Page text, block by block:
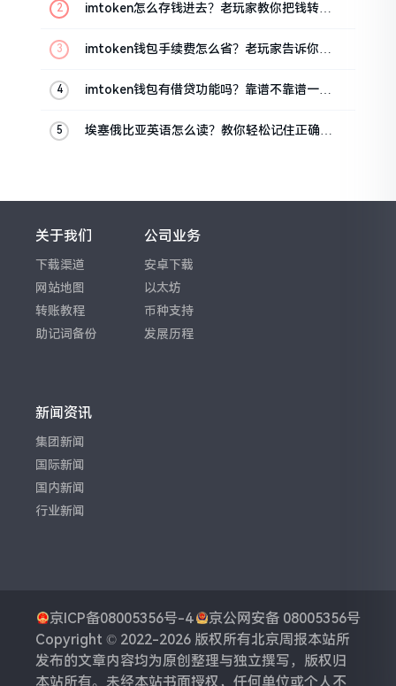
imtoken怎么存钱进去？老玩家教你把钱转进
imtoken钱包手续费怎么省？老玩家告诉你几
imtoken钱包有借贷功能吗？靠谱不靠谱一文
埃塞俄比亚英语怎么读？教你轻松记住正确发
关于我们
下载渠道
网站地图
转账教程
助记词备份
公司业务
安卓下载
以太坊
币种支持
发展历程
新闻资讯
集团新闻
国际新闻
国内新闻
行业新闻
京ICP备08005356号-4
京公网安备 08005356号
Copyright © 2022-2026 版权所有北京周报本站所
发布的文章内容均为原创整理与独立撰写，版权归
本站所有。未经本站书面授权，任何单位或个人不